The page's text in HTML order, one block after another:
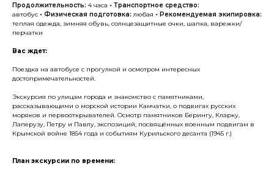
Продолжительность: 4 часа • Транспортное средство:
автобус • Физическая подготовка: любая • Рекомендуемая экипировка:
теплая одежда, зимняя обувь, солнцезащитные очки, шапка, варежки/
перчатки
Вас ждет:
Поездка на автобусе с прогулкой и осмотром интересных
достопримечательностей.
Экскурсия по улицам города и знакомство с памятниками,
рассказывающими о морской истории Камчатки, о подвигах русских
моряков и первооткрывателей. Осмотр памятников Берингу, Кларку,
Лаперузу, Петру и Павлу, экспозиций, посвящённых военным подвигам в
Крымской войне 1854 года и событиям Курильского десанта (1945 г.)
План экскурсии по времени: